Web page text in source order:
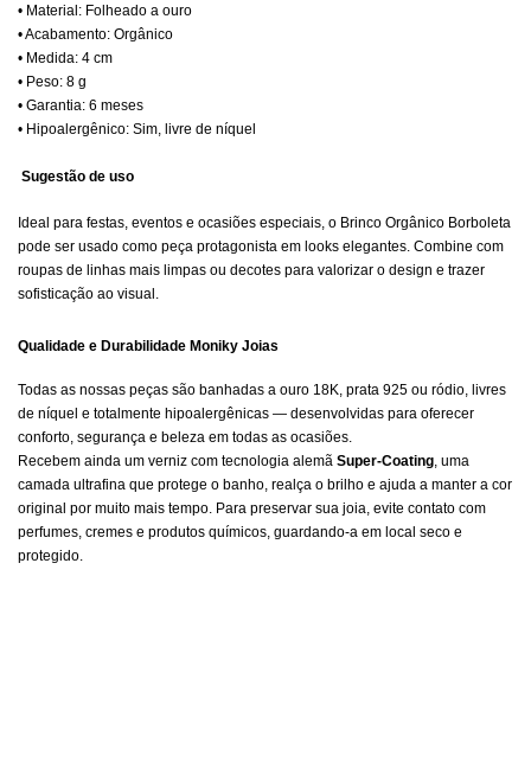
• Material: Folheado a ouro
• Acabamento: Orgânico
• Medida: 4 cm
• Peso: 8 g
• Garantia: 6 meses
• Hipoalergênico: Sim, livre de níquel
Sugestão de uso
Ideal para festas, eventos e ocasiões especiais, o Brinco Orgânico Borboleta
pode ser usado como peça protagonista em looks elegantes. Combine com
roupas de linhas mais limpas ou decotes para valorizar o design e trazer
sofisticação ao visual.
Qualidade e Durabilidade Moniky Joias
Todas as nossas peças são banhadas a ouro 18K, prata 925 ou ródio, livres
de níquel e totalmente hipoalergênicas — desenvolvidas para oferecer
conforto, segurança e beleza em todas as ocasiões.
Recebem ainda um verniz com tecnologia alemã Super-Coating , uma
camada ultrafina que protege o banho, realça o brilho e ajuda a manter a cor
original por muito mais tempo. Para preservar sua joia, evite contato com
perfumes, cremes e produtos químicos, guardando-a em local seco e
protegido.